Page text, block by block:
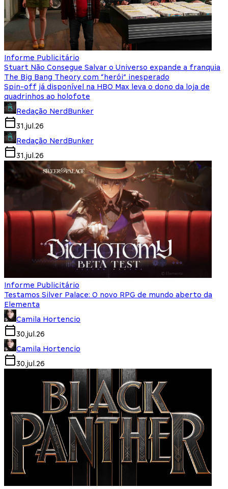
Informe Publicitário
Stuart Não Consegue Salvar o Universo expande a franquia
The Big Bang Theory com “herói” inesperado
Spin-off já disponível na HBO Max leva o dono da loja de
quadrinhos ao holofote
Redação NerdBunker
31.jul.26
Redação NerdBunker
31.jul.26
Informe Publicitário
Testamos Silver Palace: O novo RPG de mundo aberto da
Elementa
Camila Hortencio
30.jul.26
Camila Hortencio
30.jul.26